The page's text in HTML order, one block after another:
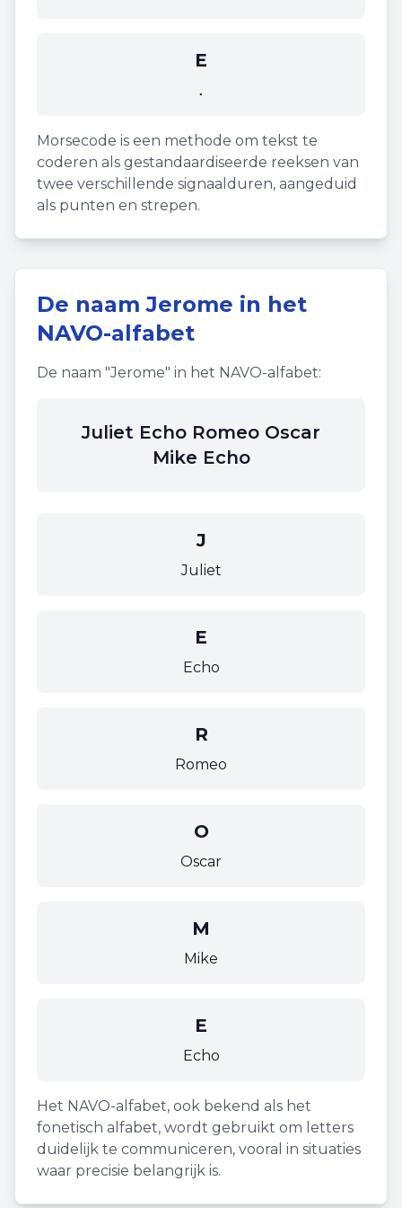
E
.
Morsecode is een methode om tekst te
coderen als gestandaardiseerde reeksen van
twee verschillende signaalduren, aangeduid
als punten en strepen.
De naamJerome in het
NAVO-alfabet
De naam "Jerome" in het NAVO-alfabet:
Juliet Echo Romeo Oscar
Mike Echo
J
Juliet
E
Echo
R
Romeo
O
Oscar
M
Mike
E
Echo
Het NAVO-alfabet, ook bekend als het
fonetisch alfabet, wordt gebruikt om letters
duidelijk te communiceren, vooral in situaties
waar precisie belangrijk is.